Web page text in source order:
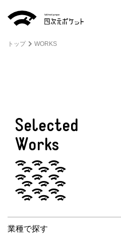
トップ WORKS
Selected
Works
業種で探す